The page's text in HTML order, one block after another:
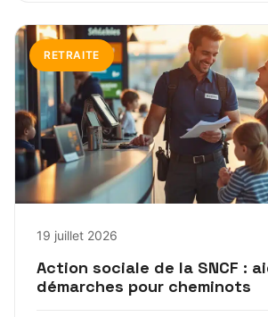
RETRAITE
19 juillet 2026
Action sociale de la SNCF :
démarches pour cheminots